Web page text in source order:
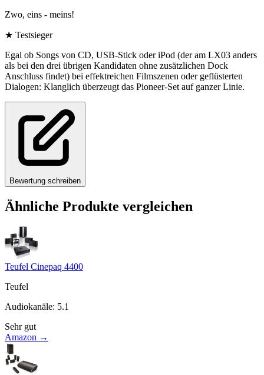
Zwo, eins - meins!
★ Testsieger
Egal ob Songs von CD, USB-Stick oder iPod (der am LX03 anders
als bei den drei übrigen Kandidaten ohne zusätzlichen Dock
Anschluss findet) bei effektreichen Filmszenen oder geflüsterten
Dialogen: Klanglich überzeugt das Pioneer-Set auf ganzer Linie.
Bewertung schreiben
Ähnliche Produkte vergleichen
Teufel Cinepaq 4400
Teufel
Audiokanäle: 5.1
Sehr gut
Amazon →